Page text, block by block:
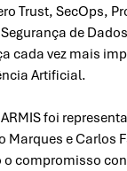
Trust, SecOps,
de
cada vez mais
Artificial.
foi
Marques e Carlos
o compromisso